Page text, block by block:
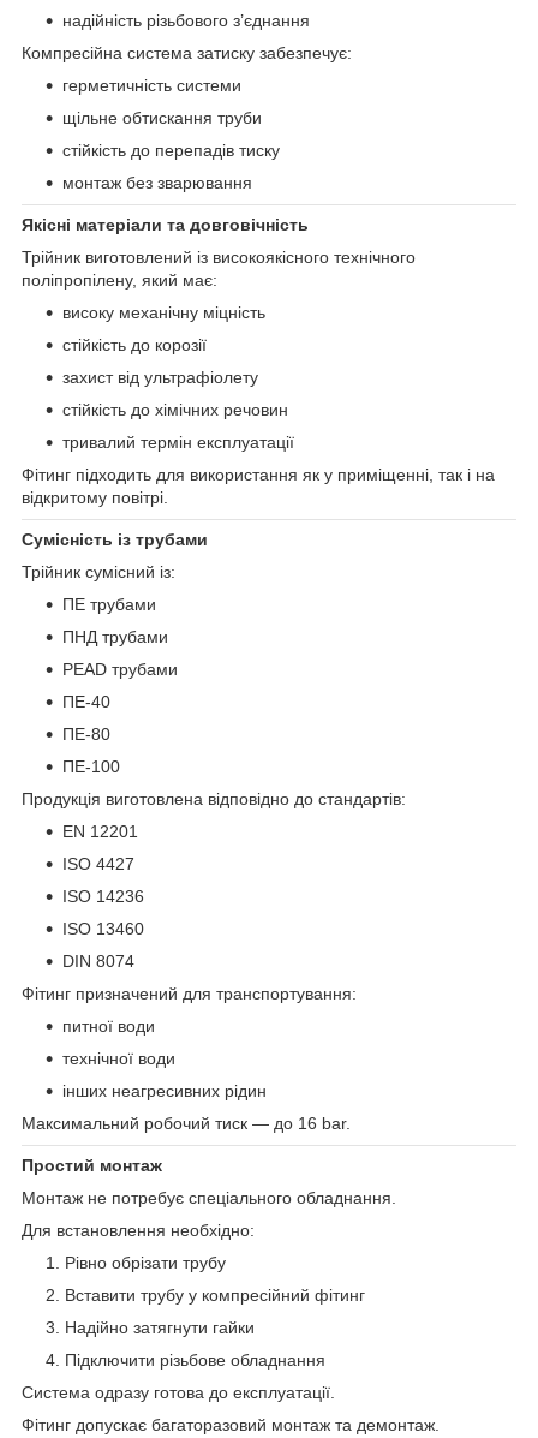
надійність різьбового з’єднання
Компресійна система затиску забезпечує:
герметичність системи
щільне обтискання труби
стійкість до перепадів тиску
монтаж без зварювання
Якісні матеріали та довговічність
Трійник виготовлений із високоякісного технічного
поліпропілену, який має:
високу механічну міцність
стійкість до корозії
захист від ультрафіолету
стійкість до хімічних речовин
тривалий термін експлуатації
Фітинг підходить для використання як у приміщенні, так і на
відкритому повітрі.
Сумісність із трубами
Трійник сумісний із:
ПЕ трубами
ПНД трубами
PEAD трубами
ПЕ-40
ПЕ-80
ПЕ-100
Продукція виготовлена відповідно до стандартів:
EN 12201
ISO 4427
ISO 14236
ISO 13460
DIN 8074
Фітинг призначений для транспортування:
питної води
технічної води
інших неагресивних рідин
Максимальний робочий тиск — до 16 bar.
Простий монтаж
Монтаж не потребує спеціального обладнання.
Для встановлення необхідно:
Рівно обрізати трубу
Вставити трубу у компресійний фітинг
Надійно затягнути гайки
Підключити різьбове обладнання
Система одразу готова до експлуатації.
Фітинг допускає багаторазовий монтаж та демонтаж.